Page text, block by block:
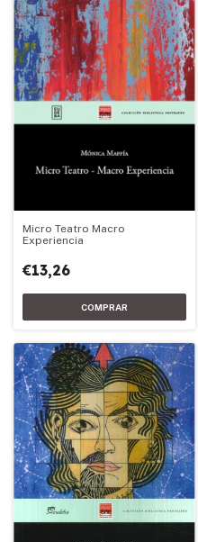
Micro Teatro Macro
Experiencia
€13,26